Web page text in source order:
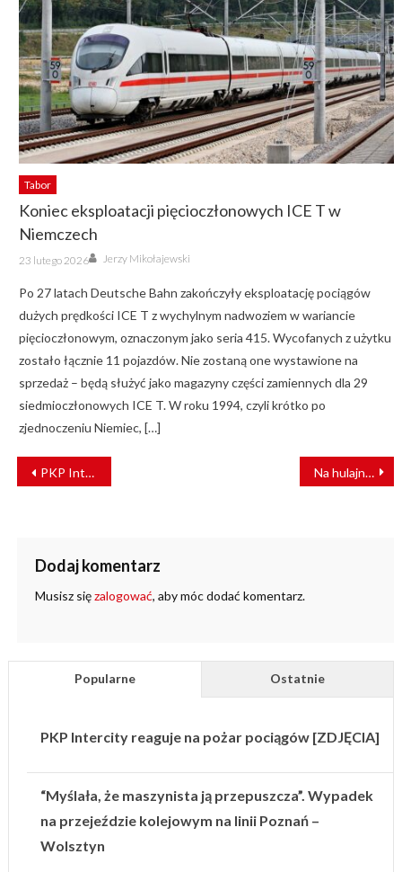
Tabor
Koniec eksploatacji pięcioczłonowych ICE T w
Niemczech
Posted
on
23 lutego 2026 Author
Jerzy Mikołajewski
Po 27 latach Deutsche Bahn zakończyły eksploatację pociągów
dużych prędkości ICE T z wychylnym nadwoziem w wariancie
pięcioczłonowym, oznaczonym jako seria 415. Wycofanych z użytku
zostało łącznie 11 pojazdów. Nie zostaną one wystawione na
sprzedaż – będą służyć jako magazyny części zamiennych dla 29
siedmioczłonowych ICE T. W roku 1994, czyli krótko po
zjednoczeniu Niemiec, […]
NAWIGACJA
WPISU
PKP Intercity kupuje nowe lokomotywy manewrowe! Jest przetarg Na hulajnodze tuż przed pociągiem. Groźny incydent na przejeździe [FILM]
Dodaj komentarz
Musisz sięzalogować, aby móc dodać komentarz.
Popularne Ostatnie
PKP Intercity reaguje na pożar pociągów [ZDJĘCIA]
“Myślała, że maszynista ją przepuszcza”. Wypadek
na przejeździe kolejowym na linii Poznań –
Wolsztyn